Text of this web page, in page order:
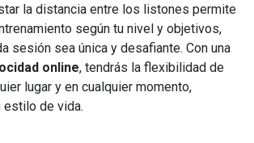
la distancia entre los listones permite
según tu nivel y objetivos,
sesión sea única y desafiante. Con una
online, tendrás la flexibilidad de
lugar y en cualquier momento,
estilo de vida.